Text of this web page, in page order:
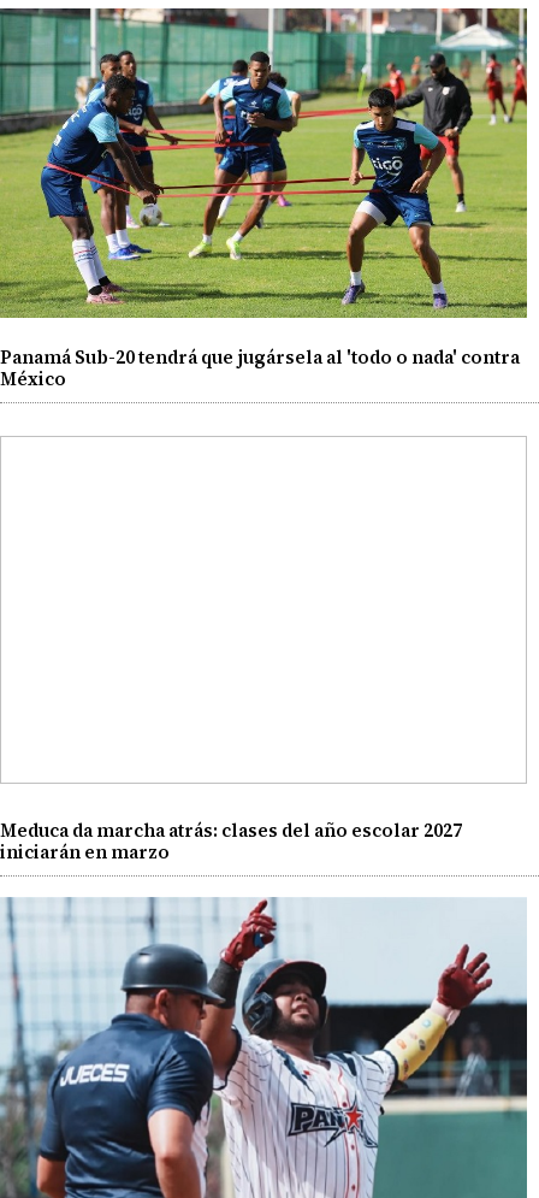
Panamá Sub-20 tendrá que jugársela al 'todo o nada' contra
México
Meduca da marcha atrás: clases del año escolar 2027
iniciarán en marzo